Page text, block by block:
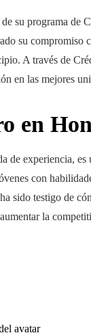
su programa de
su compromiso
A través de
en las mejores
en
de experiencia,
con
sido testigo de
la